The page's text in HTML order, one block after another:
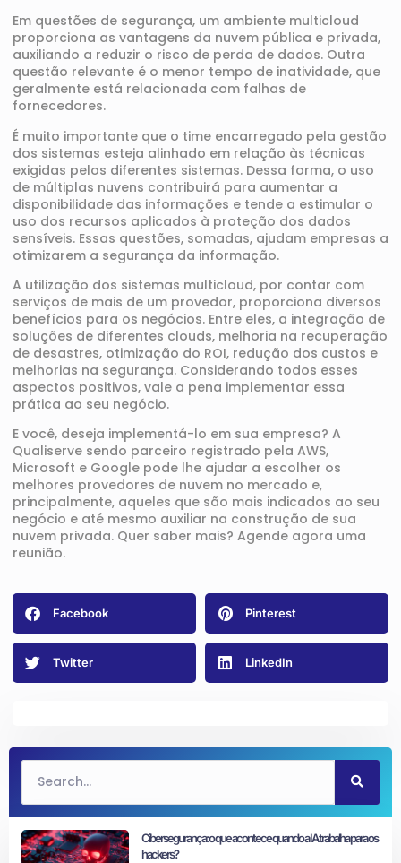
Em questões de segurança, um ambiente multicloud
proporciona as vantagens da nuvem pública e privada,
auxiliando a reduzir o risco de perda de dados. Outra
questão relevante é o menor tempo de inatividade, que
geralmente está relacionada com falhas de
fornecedores.
É muito importante que o time encarregado pela gestão
dos sistemas esteja alinhado em relação às técnicas
exigidas pelos diferentes sistemas. Dessa forma, o uso
de múltiplas nuvens contribuirá para aumentar a
disponibilidade das informações e tende a estimular o
uso dos recursos aplicados à proteção dos dados
sensíveis. Essas questões, somadas, ajudam empresas a
otimizarem a segurança da informação.
A utilização dos sistemas multicloud, por contar com
serviços de mais de um provedor, proporciona diversos
benefícios para os negócios. Entre eles, a integração de
soluções de diferentes clouds, melhoria na recuperação
de desastres, otimização do ROI, redução dos custos e
melhorias na segurança. Considerando todos esses
aspectos positivos, vale a pena implementar essa
prática ao seu negócio.
E você, deseja implementá-lo em sua empresa? A
Qualiserve sendo parceiro registrado pela AWS,
Microsoft e Google pode lhe ajudar a escolher os
melhores provedores de nuvem no mercado e,
principalmente, aqueles que são mais indicados ao seu
negócio e até mesmo auxiliar na construção de sua
nuvem privada. Quer saber mais? Agende agora uma
reunião.
Facebook Pinterest
Twitter LinkedIn
Cibersegurança: o que acontece quando a IA trabalha para os
hackers?